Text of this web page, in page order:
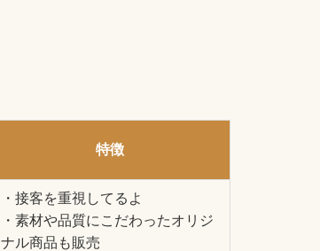
特徴
・接客を重視してるよ
・素材や品質にこだわったオリジ
ナル商品も販売